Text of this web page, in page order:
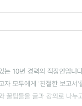
는 10년 경력의 직장인입니
자 모두에게 '친절한 보고
꿀팁들을 글과 강의로 나누